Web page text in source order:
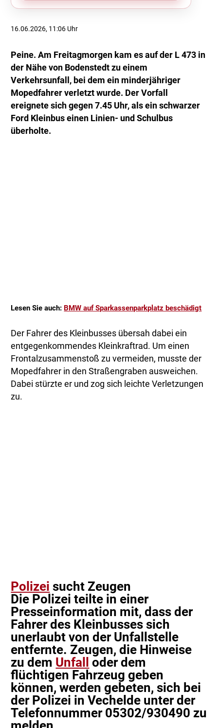
16.06.2026, 11:06 Uhr
Peine. Am Freitagmorgen kam es auf der L 473 in
der Nähe von Bodenstedt zu einem
Verkehrsunfall, bei dem ein minderjähriger
Mopedfahrer verletzt wurde. Der Vorfall
ereignete sich gegen 7.45 Uhr, als ein schwarzer
Ford Kleinbus einen Linien- und Schulbus
überholte.
Lesen Sie auch: BMW auf Sparkassenparkplatz beschädigt
Der Fahrer des Kleinbusses übersah dabei ein
entgegenkommendes Kleinkraftrad. Um einen
Frontalzusammenstoß zu vermeiden, musste der
Mopedfahrer in den Straßengraben ausweichen.
Dabei stürzte er und zog sich leichte Verletzungen
zu.
Polizei sucht Zeugen
Die Polizei teilte in einer
Presseinformation mit, dass der
Fahrer des Kleinbusses sich
unerlaubt von der Unfallstelle
entfernte. Zeugen, die Hinweise
zu dem Unfall
oder dem
flüchtigen Fahrzeug geben
können, werden gebeten, sich bei
der Polizei in Vechelde unter der
Telefonnummer 05302/930490 zu